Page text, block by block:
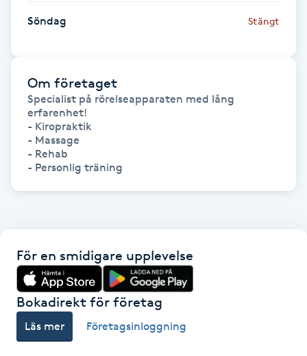
Friskvård
Friskvårdsmassage
Frisör
Funktionsanalys
Färgning
Gel naglar
Gelenaglar
Gellack
Söndag Stängt
Om företaget
Specialist på rörelseapparaten med lång
erfarenhet!
- Kiropraktik
- Massage
- Rehab
- Personlig träning
För en smidigare upplevelse
Bokadirekt för företag
Läs mer Företagsinloggning